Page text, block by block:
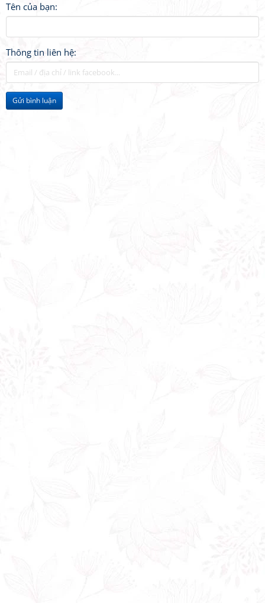
Tên của bạn:
Thông tin liên hệ:
Gửi bình luận